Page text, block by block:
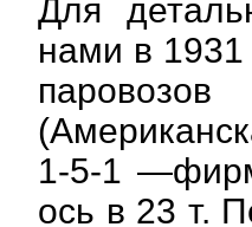
Для
нами в
1-5-1
ось в 23 т.